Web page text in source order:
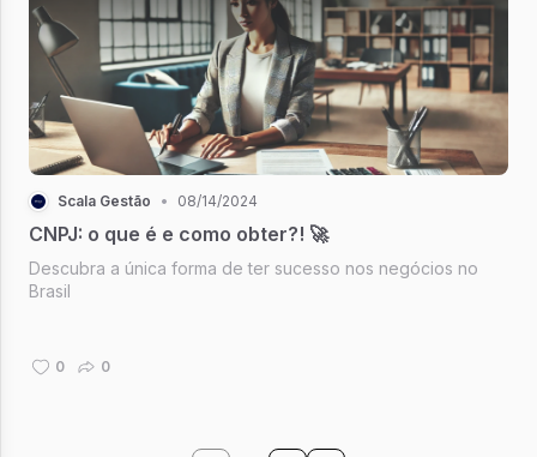
Scala Gestão • 08/14/2024
CNPJ: o que é e como obter?! 🚀
Descubra a única forma de ter sucesso nos negócios no
Brasil
0 0